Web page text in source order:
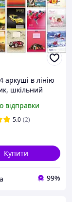
аркуші в лінію
шкільний
відправки
5.0 (2)
Купити
99%